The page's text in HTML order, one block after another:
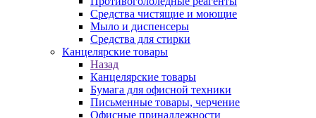
Средства чистящие и моющие
Мыло и диспенсеры
Средства для стирки
Канцелярские товары
Назад
Канцелярские товары
Бумага для офисной техники
Письменные товары, черчение
Офисные принадлежности